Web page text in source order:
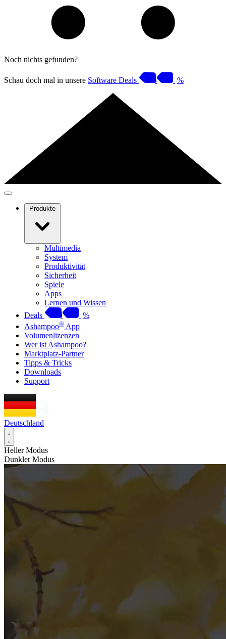
Noch nichts gefunden?
Schau doch mal in unsere Software Deals %
Produkte
Multimedia
System
Produktivität
Sicherheit
Spiele
Apps
Lernen und Wissen
Deals
%
Ashampoo® App
Volumenlizenzen
Wer ist Ashampoo?
Marktplatz-Partner
Tipps & Tricks
Downloads
Support
Deutschland
Heller Modus
Dunkler Modus